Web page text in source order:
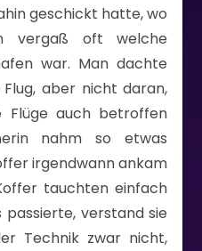
geschickt hatte, wo
vergaß oft welche
war. Man dachte
aber nicht daran,
Flüge auch betroffen
nahm so etwas
irgendwann ankam
tauchten einfach
passierte, verstand sie
Technik zwar nicht,